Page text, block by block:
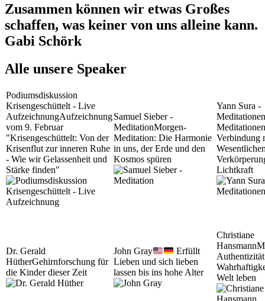
Zusammen können wir etwas Großes
schaffen, was keiner von uns alleine kann.
Gabi Schörk
Alle unsere Speaker
Podiumsdiskussion
Krisengeschüttelt - Live
AufzeichnungAufzeichnung
vom 9. Februar
"Krisengeschüttelt: Von der
Krisenflut zur inneren Ruhe
- Wie wir Gelassenheit und
Stärke finden"
Samuel Sieber -
MeditationMorgen-
Meditation: Die Harmonie
in uns, der Erde und den
Kosmos spüren
Yann Sura -
Meditationen
Verbindung
Lichtkraft
Dr. Gerald
HütherGehirnforschung für
die Kinder dieser Zeit
John Gray
Erfüllt
Lieben und sich lieben
lassen bis ins hohe Alter
Christiane
Hansmann
Welt leben